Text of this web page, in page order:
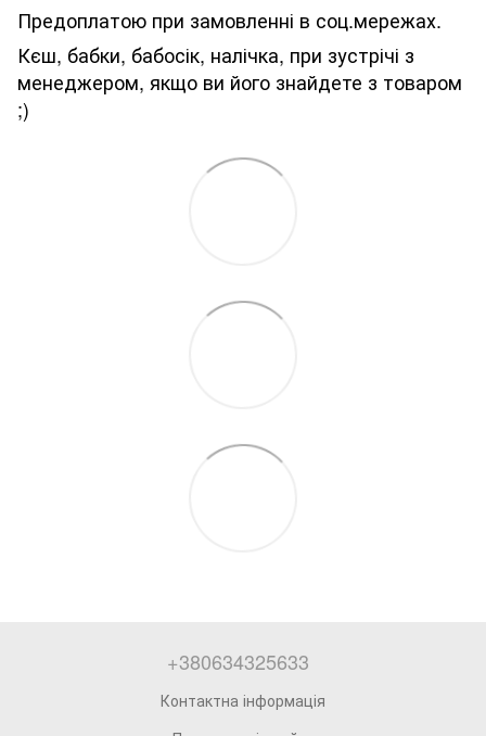
Предоплатою при замовленні в соц.мережах.
Кєш, бабки, бабосік, налічка, при зустрічі з
менеджером, якщо ви його знайдете з товаром
;)
+380634325633
Контактна інформація